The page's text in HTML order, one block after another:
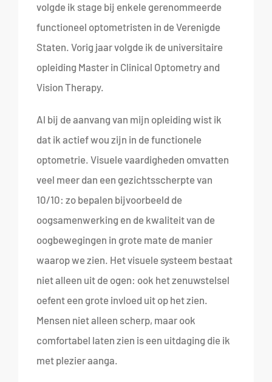
volgde ik stage bij enkele gerenommeerde
functioneel optometristen in de Verenigde
Staten. Vorig jaar volgde ik de universitaire
opleiding Master in Clinical Optometry and
Vision Therapy.
Al bij de aanvang van mijn opleiding wist ik
dat ik actief wou zijn in de functionele
optometrie. Visuele vaardigheden omvatten
veel meer dan een gezichtsscherpte van
10/10: zo bepalen bijvoorbeeld de
oogsamenwerking en de kwaliteit van de
oogbewegingen in grote mate de manier
waarop we zien. Het visuele systeem bestaat
niet alleen uit de ogen: ook het zenuwstelsel
oefent een grote invloed uit op het zien.
Mensen niet alleen scherp, maar ook
comfortabel laten zien is een uitdaging die ik
met plezier aanga.